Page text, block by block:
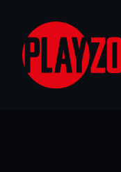
hlavnímu
obsahu